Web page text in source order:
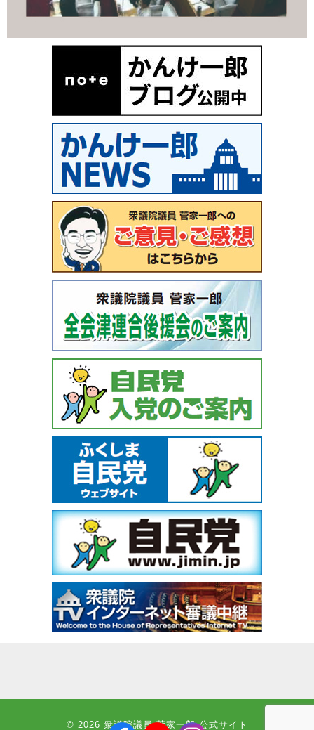
© 2026 衆議院議員 菅家一郎 公式サイト